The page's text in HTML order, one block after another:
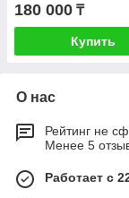
180 000 ₸
Купить
О нас
Рейтинг не
Менее 5
Работает с